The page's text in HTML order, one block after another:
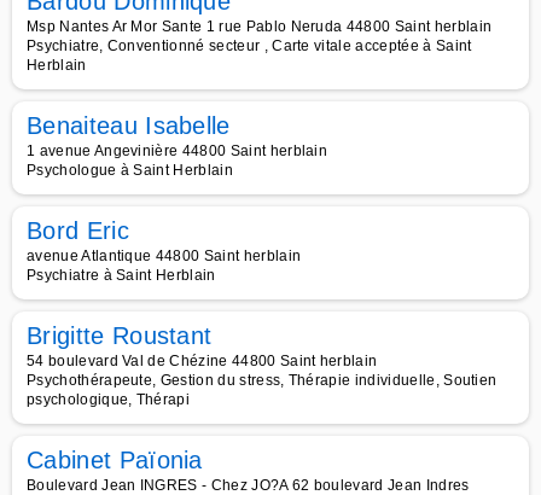
Msp Nantes Ar Mor Sante 1 rue Pablo Neruda 44800 Saint herblain
Psychiatre, Conventionné secteur , Carte vitale acceptée à Saint
Herblain
Benaiteau Isabelle
1 avenue Angevinière 44800 Saint herblain
Psychologue à Saint Herblain
Bord Eric
avenue Atlantique 44800 Saint herblain
Psychiatre à Saint Herblain
Brigitte Roustant
54 boulevard Val de Chézine 44800 Saint herblain
Psychothérapeute, Gestion du stress, Thérapie individuelle, Soutien
psychologique, Thérapi
Cabinet Païonia
Boulevard Jean INGRES - Chez JO?A 62 boulevard Jean Indres